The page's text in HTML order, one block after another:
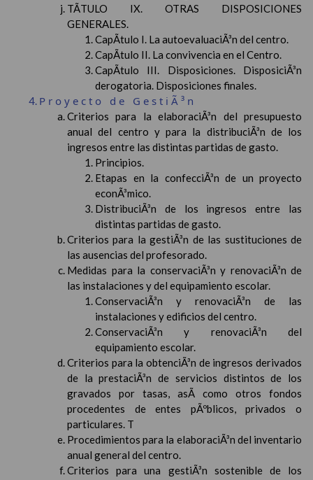
TÃTULO IX. OTRAS DISPOSICIONES
GENERALES.
CapÃ­tulo I. La autoevaluaciÃ³n del centro.
CapÃ­tulo II. La convivencia en el Centro.
CapÃ­tulo III. Disposiciones. DisposiciÃ³n
derogatoria. Disposiciones finales.
Proyecto de GestiÃ³n
Criterios para la elaboraciÃ³n del presupuesto
anual del centro y para la distribuciÃ³n de los
ingresos entre las distintas partidas de gasto.
Principios.
Etapas en la confecciÃ³n de un proyecto
econÃ³mico.
DistribuciÃ³n de los ingresos entre las
distintas partidas de gasto.
Criterios para la gestiÃ³n de las sustituciones de
las ausencias del profesorado.
Medidas para la conservaciÃ³n y renovaciÃ³n de
las instalaciones y del equipamiento escolar.
ConservaciÃ³n y renovaciÃ³n de las
instalaciones y edificios del centro.
ConservaciÃ³n y renovaciÃ³n del
equipamiento escolar.
Criterios para la obtenciÃ³n de ingresos derivados
de la prestaciÃ³n de servicios distintos de los
gravados por tasas, asÃ­ como otros fondos
procedentes de entes pÃºblicos, privados o
particulares. T
Procedimientos para la elaboraciÃ³n del inventario
anual general del centro.
Criterios para una gestiÃ³n sostenible de los